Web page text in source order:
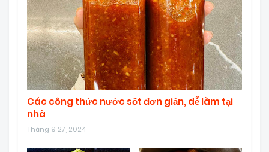
Các công thức nước sốt đơn giản, dễ làm tại
nhà
Tháng 9 27, 2024